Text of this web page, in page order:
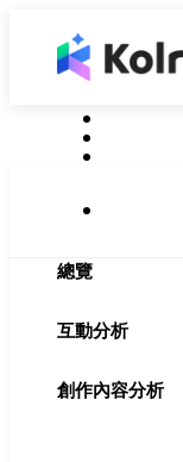
總覽
互動分析
創作內容分析